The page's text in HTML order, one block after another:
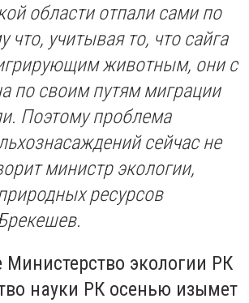
области отпали сами по
что, учитывая то, что сайга
животным, они с
по своим путям миграции
Поэтому проблема
сейчас не
министр экологии,
ресурсов
экологии РК
науки РК осенью изымет